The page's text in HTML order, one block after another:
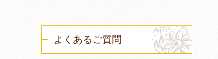
よくあるご質問